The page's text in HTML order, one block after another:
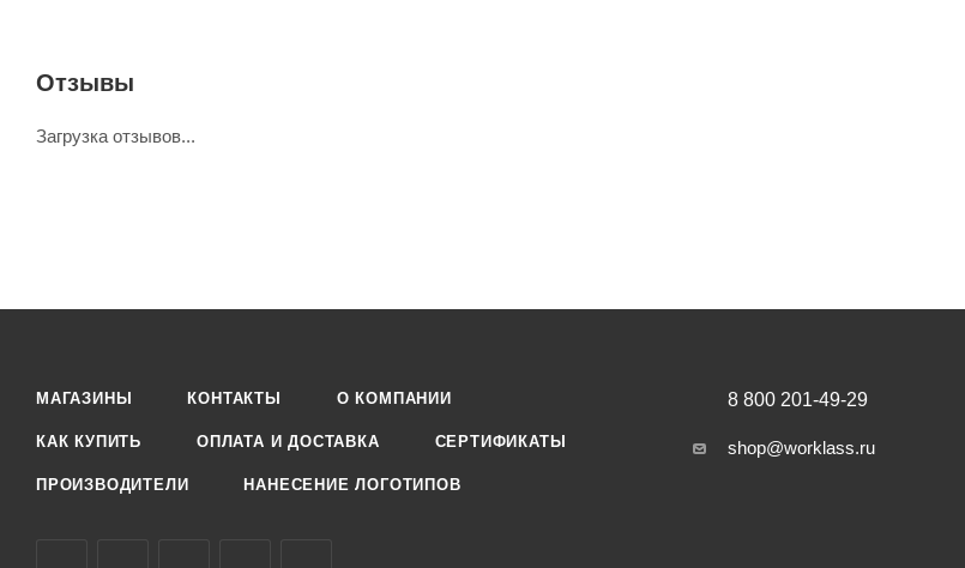
Отзывы
Загрузка отзывов...
МАГАЗИНЫ КОНТАКТЫ О КОМПАНИИ
КАК КУПИТЬ ОПЛАТА И ДОСТАВКА СЕРТИФИКАТЫ
ПРОИЗВОДИТЕЛИ НАНЕСЕНИЕ ЛОГОТИПОВ
8 800 201-49-29
shop@worklass.ru